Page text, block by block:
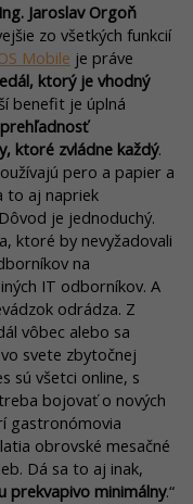
Jaroslav Orgoň
zo všetkých funkcií
Mobile je práve
ktorý je vhodný
benefit je úplná
ktoré zvládne každý.
pero a papier a
to aj napriek
je jednoduchý.
ktoré by nevyžadovali
na
IT odborníkov. A
odrádza. Z
vôbec alebo sa
svete zbytočnej
sú všetci online, s
bojovať o nových
gastronómovia
obrovské mesačné
Dá sa to aj inak,
prekvapivo minimálny.“